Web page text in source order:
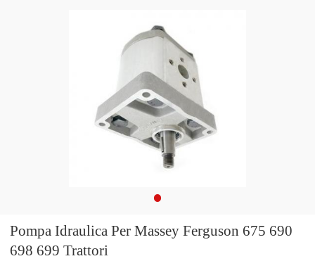
Pompa Idraulica Per Massey Ferguson 675 690
698 699 Trattori